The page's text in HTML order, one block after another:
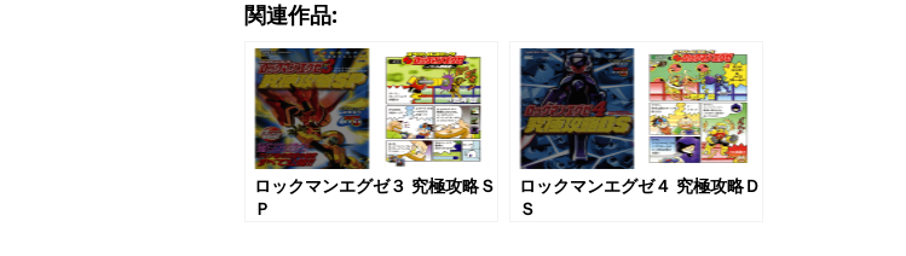
関連作品:
ロックマンエグゼ３ 究極攻略Ｓ
Ｐ
ロックマンエグゼ４ 究極攻略Ｄ
Ｓ